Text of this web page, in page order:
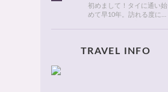
初めまして！タイに通い始
めて早10年。訪れる度に変
店・おしゃれなカフェやレ
TRAVEL INFO